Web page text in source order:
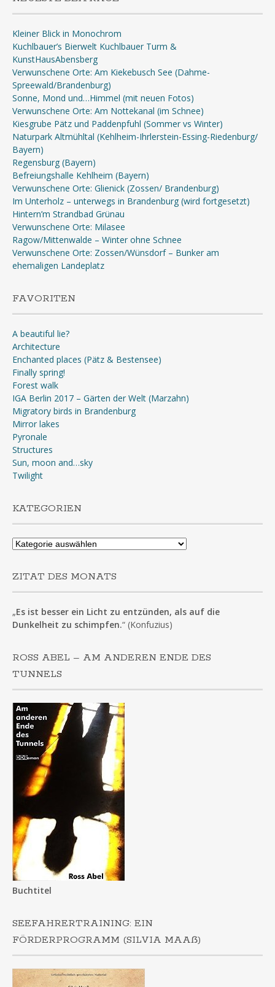
Kleiner Blick in Monochrom
Kuchlbauer’s Bierwelt Kuchlbauer Turm &
KunstHausAbensberg
Verwunschene Orte: Am Kiekebusch See (Dahme-
Spreewald/Brandenburg)
Sonne, Mond und…Himmel (mit neuen Fotos)
Verwunschene Orte: Am Nottekanal (im Schnee)
Kiesgrube Pätz und Paddenpfuhl (Sommer vs Winter)
Naturpark Altmühltal (Kehlheim-Ihrlerstein-Essing-Riedenburg/
Bayern)
Regensburg (Bayern)
Befreiungshalle Kehlheim (Bayern)
Verwunschene Orte: Glienick (Zossen/ Brandenburg)
Im Unterholz – unterwegs in Brandenburg (wird fortgesetzt)
Hintern’m Strandbad Grünau
Verwunschene Orte: Milasee
Ragow/Mittenwalde – Winter ohne Schnee
Verwunschene Orte: Zossen/Wünsdorf – Bunker am
ehemaligen Landeplatz
FAVORITEN
A beautiful lie?
Architecture
Enchanted places (Pätz & Bestensee)
Finally spring!
Forest walk
IGA Berlin 2017 – Gärten der Welt (Marzahn)
Migratory birds in Brandenburg
Mirror lakes
Pyronale
Structures
Sun, moon and…sky
Twilight
KATEGORIEN
Kategorien
ZITAT DES MONATS
„Es ist besser ein Licht zu entzünden, als auf die
Dunkelheit zu schimpfen.“ (Konfuzius)
ROSS ABEL – AM ANDEREN ENDE DES
TUNNELS
Buchtitel
SEEFAHRERTRAINING: EIN
FÖRDERPROGRAMM (SILVIA MAAẞ)